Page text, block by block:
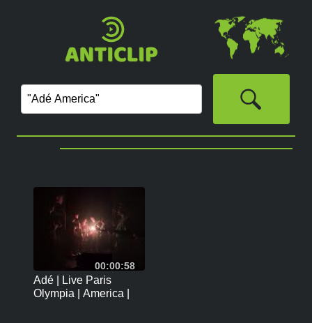
00:00:58
Adé | Live Paris
Olympia | America |